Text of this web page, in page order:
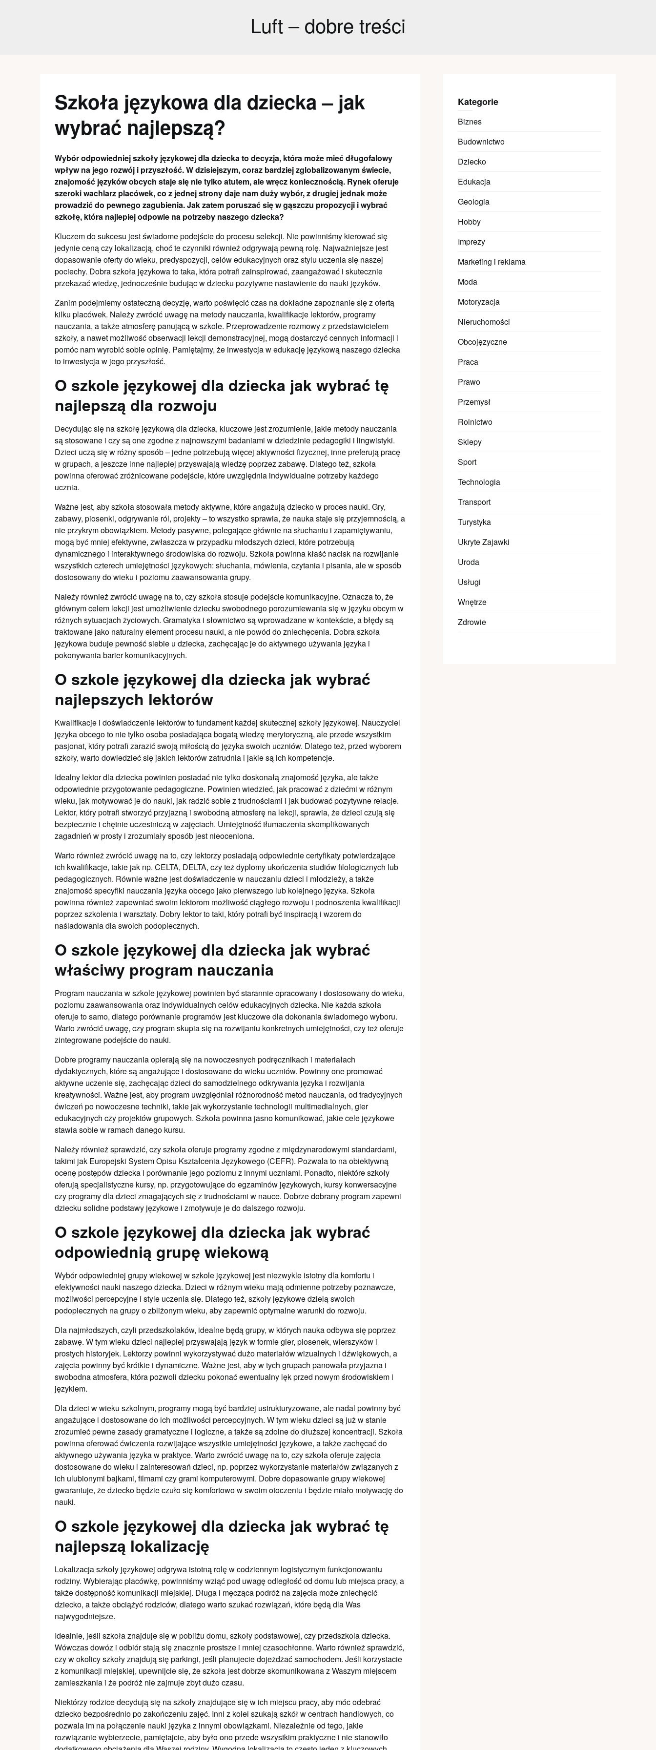
Luft – dobre treści
Szkoła językowa dla dziecka – jak
wybrać najlepszą?
Wybór odpowiedniej szkoły językowej dla dziecka to decyzja, która może mieć długofalowy
wpływ na jego rozwój i przyszłość. W dzisiejszym, coraz bardziej zglobalizowanym świecie,
znajomość języków obcych staje się nie tylko atutem, ale wręcz koniecznością. Rynek oferuje
szeroki wachlarz placówek, co z jednej strony daje nam duży wybór, z drugiej jednak może
prowadzić do pewnego zagubienia. Jak zatem poruszać się w gąszczu propozycji i wybrać
szkołę, która najlepiej odpowie na potrzeby naszego dziecka?
Kluczem do sukcesu jest świadome podejście do procesu selekcji. Nie powinniśmy kierować się
jedynie ceną czy lokalizacją, choć te czynniki również odgrywają pewną rolę. Najważniejsze jest
dopasowanie oferty do wieku, predyspozycji, celów edukacyjnych oraz stylu uczenia się naszej
pociechy. Dobra szkoła językowa to taka, która potrafi zainspirować, zaangażować i skutecznie
przekazać wiedzę, jednocześnie budując w dziecku pozytywne nastawienie do nauki języków.
Zanim podejmiemy ostateczną decyzję, warto poświęcić czas na dokładne zapoznanie się z ofertą
kilku placówek. Należy zwrócić uwagę na metody nauczania, kwalifikacje lektorów, programy
nauczania, a także atmosferę panującą w szkole. Przeprowadzenie rozmowy z przedstawicielem
szkoły, a nawet możliwość obserwacji lekcji demonstracyjnej, mogą dostarczyć cennych informacji i
pomóc nam wyrobić sobie opinię. Pamiętajmy, że inwestycja w edukację językową naszego dziecka
to inwestycja w jego przyszłość.
O szkole językowej dla dziecka jak wybrać tę
najlepszą dla rozwoju
Decydując się na szkołę językową dla dziecka, kluczowe jest zrozumienie, jakie metody nauczania
są stosowane i czy są one zgodne z najnowszymi badaniami w dziedzinie pedagogiki i lingwistyki.
Dzieci uczą się w różny sposób – jedne potrzebują więcej aktywności fizycznej, inne preferują pracę
w grupach, a jeszcze inne najlepiej przyswajają wiedzę poprzez zabawę. Dlatego też, szkoła
powinna oferować zróżnicowane podejście, które uwzględnia indywidualne potrzeby każdego
ucznia.
Ważne jest, aby szkoła stosowała metody aktywne, które angażują dziecko w proces nauki. Gry,
zabawy, piosenki, odgrywanie ról, projekty – to wszystko sprawia, że nauka staje się przyjemnością, a
nie przykrym obowiązkiem. Metody pasywne, polegające głównie na słuchaniu i zapamiętywaniu,
mogą być mniej efektywne, zwłaszcza w przypadku młodszych dzieci, które potrzebują
dynamicznego i interaktywnego środowiska do rozwoju. Szkoła powinna kłaść nacisk na rozwijanie
wszystkich czterech umiejętności językowych: słuchania, mówienia, czytania i pisania, ale w sposób
dostosowany do wieku i poziomu zaawansowania grupy.
Należy również zwrócić uwagę na to, czy szkoła stosuje podejście komunikacyjne. Oznacza to, że
głównym celem lekcji jest umożliwienie dziecku swobodnego porozumiewania się w języku obcym w
różnych sytuacjach życiowych. Gramatyka i słownictwo są wprowadzane w kontekście, a błędy są
traktowane jako naturalny element procesu nauki, a nie powód do zniechęcenia. Dobra szkoła
językowa buduje pewność siebie u dziecka, zachęcając je do aktywnego używania języka i
pokonywania barier komunikacyjnych.
O szkole językowej dla dziecka jak wybrać
najlepszych lektorów
Kwalifikacje i doświadczenie lektorów to fundament każdej skutecznej szkoły językowej. Nauczyciel
języka obcego to nie tylko osoba posiadająca bogatą wiedzę merytoryczną, ale przede wszystkim
pasjonat, który potrafi zarazić swoją miłością do języka swoich uczniów. Dlatego też, przed wyborem
szkoły, warto dowiedzieć się jakich lektorów zatrudnia i jakie są ich kompetencje.
Idealny lektor dla dziecka powinien posiadać nie tylko doskonałą znajomość języka, ale także
odpowiednie przygotowanie pedagogiczne. Powinien wiedzieć, jak pracować z dziećmi w różnym
wieku, jak motywować je do nauki, jak radzić sobie z trudnościami i jak budować pozytywne relacje.
Lektor, który potrafi stworzyć przyjazną i swobodną atmosferę na lekcji, sprawia, że dzieci czują się
bezpiecznie i chętnie uczestniczą w zajęciach. Umiejętność tłumaczenia skomplikowanych
zagadnień w prosty i zrozumiały sposób jest nieoceniona.
Warto również zwrócić uwagę na to, czy lektorzy posiadają odpowiednie certyfikaty potwierdzające
ich kwalifikacje, takie jak np. CELTA, DELTA, czy też dyplomy ukończenia studiów filologicznych lub
pedagogicznych. Równie ważne jest doświadczenie w nauczaniu dzieci i młodzieży, a także
znajomość specyfiki nauczania języka obcego jako pierwszego lub kolejnego języka. Szkoła
powinna również zapewniać swoim lektorom możliwość ciągłego rozwoju i podnoszenia kwalifikacji
poprzez szkolenia i warsztaty. Dobry lektor to taki, który potrafi być inspiracją i wzorem do
naśladowania dla swoich podopiecznych.
O szkole językowej dla dziecka jak wybrać
właściwy program nauczania
Program nauczania w szkole językowej powinien być starannie opracowany i dostosowany do wieku,
poziomu zaawansowania oraz indywidualnych celów edukacyjnych dziecka. Nie każda szkoła
oferuje to samo, dlatego porównanie programów jest kluczowe dla dokonania świadomego wyboru.
Warto zwrócić uwagę, czy program skupia się na rozwijaniu konkretnych umiejętności, czy też oferuje
zintegrowane podejście do nauki.
Dobre programy nauczania opierają się na nowoczesnych podręcznikach i materiałach
dydaktycznych, które są angażujące i dostosowane do wieku uczniów. Powinny one promować
aktywne uczenie się, zachęcając dzieci do samodzielnego odkrywania języka i rozwijania
kreatywności. Ważne jest, aby program uwzględniał różnorodność metod nauczania, od tradycyjnych
ćwiczeń po nowoczesne techniki, takie jak wykorzystanie technologii multimedialnych, gier
edukacyjnych czy projektów grupowych. Szkoła powinna jasno komunikować, jakie cele językowe
stawia sobie w ramach danego kursu.
Należy również sprawdzić, czy szkoła oferuje programy zgodne z międzynarodowymi standardami,
takimi jak Europejski System Opisu Kształcenia Językowego (CEFR). Pozwala to na obiektywną
ocenę postępów dziecka i porównanie jego poziomu z innymi uczniami. Ponadto, niektóre szkoły
oferują specjalistyczne kursy, np. przygotowujące do egzaminów językowych, kursy konwersacyjne
czy programy dla dzieci zmagających się z trudnościami w nauce. Dobrze dobrany program zapewni
dziecku solidne podstawy językowe i zmotywuje je do dalszego rozwoju.
O szkole językowej dla dziecka jak wybrać
odpowiednią grupę wiekową
Wybór odpowiedniej grupy wiekowej w szkole językowej jest niezwykle istotny dla komfortu i
efektywności nauki naszego dziecka. Dzieci w różnym wieku mają odmienne potrzeby poznawcze,
możliwości percepcyjne i style uczenia się. Dlatego też, szkoły językowe dzielą swoich
podopiecznych na grupy o zbliżonym wieku, aby zapewnić optymalne warunki do rozwoju.
Dla najmłodszych, czyli przedszkolaków, idealne będą grupy, w których nauka odbywa się poprzez
zabawę. W tym wieku dzieci najlepiej przyswajają język w formie gier, piosenek, wierszyków i
prostych historyjek. Lektorzy powinni wykorzystywać dużo materiałów wizualnych i dźwiękowych, a
zajęcia powinny być krótkie i dynamiczne. Ważne jest, aby w tych grupach panowała przyjazna i
swobodna atmosfera, która pozwoli dziecku pokonać ewentualny lęk przed nowym środowiskiem i
językiem.
Dla dzieci w wieku szkolnym, programy mogą być bardziej ustrukturyzowane, ale nadal powinny być
angażujące i dostosowane do ich możliwości percepcyjnych. W tym wieku dzieci są już w stanie
zrozumieć pewne zasady gramatyczne i logiczne, a także są zdolne do dłuższej koncentracji. Szkoła
powinna oferować ćwiczenia rozwijające wszystkie umiejętności językowe, a także zachęcać do
aktywnego używania języka w praktyce. Warto zwrócić uwagę na to, czy szkoła oferuje zajęcia
dostosowane do wieku i zainteresowań dzieci, np. poprzez wykorzystanie materiałów związanych z
ich ulubionymi bajkami, filmami czy grami komputerowymi. Dobre dopasowanie grupy wiekowej
gwarantuje, że dziecko będzie czuło się komfortowo w swoim otoczeniu i będzie miało motywację do
nauki.
O szkole językowej dla dziecka jak wybrać tę
najlepszą lokalizację
Lokalizacja szkoły językowej odgrywa istotną rolę w codziennym logistycznym funkcjonowaniu
rodziny. Wybierając placówkę, powinniśmy wziąć pod uwagę odległość od domu lub miejsca pracy, a
także dostępność komunikacji miejskiej. Długa i męcząca podróż na zajęcia może zniechęcić
dziecko, a także obciążyć rodziców, dlatego warto szukać rozwiązań, które będą dla Was
najwygodniejsze.
Idealnie, jeśli szkoła znajduje się w pobliżu domu, szkoły podstawowej, czy przedszkola dziecka.
Wówczas dowóz i odbiór stają się znacznie prostsze i mniej czasochłonne. Warto również sprawdzić,
czy w okolicy szkoły znajdują się parkingi, jeśli planujecie dojeżdżać samochodem. Jeśli korzystacie
z komunikacji miejskiej, upewnijcie się, że szkoła jest dobrze skomunikowana z Waszym miejscem
zamieszkania i że podróż nie zajmuje zbyt dużo czasu.
Niektórzy rodzice decydują się na szkoły znajdujące się w ich miejscu pracy, aby móc odebrać
dziecko bezpośrednio po zakończeniu zajęć. Inni z kolei szukają szkół w centrach handlowych, co
pozwala im na połączenie nauki języka z innymi obowiązkami. Niezależnie od tego, jakie
rozwiązanie wybierzecie, pamiętajcie, aby było ono przede wszystkim praktyczne i nie stanowiło
Kategorie
Biznes
Budownictwo
Dziecko
Edukacja
Geologia
Hobby
Imprezy
Marketing i reklama
Moda
Motoryzacja
Nieruchomości
Obcojęzyczne
Praca
Prawo
Przemysł
Rolnictwo
Sklepy
Sport
Technologia
Transport
Turystyka
Ukryte Zajawki
Uroda
Usługi
Wnętrze
Zdrowie